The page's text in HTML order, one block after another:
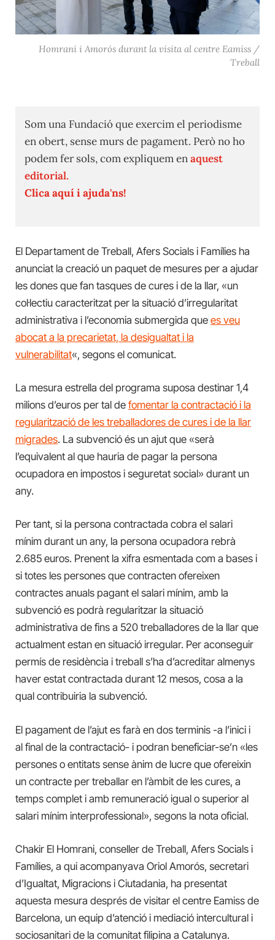
Homrani i Amorós durant la visita al centre Eamiss /
Treball
Som una Fundació que exercim el periodisme
en obert, sense murs de pagament. Però no ho
podem fer sols, com expliquem enaquest
editorial.
Clica aquí i ajuda'ns!
El Departament de Treball, Afers Socials i Famílies ha
anunciat la creació un paquet de mesures per a ajudar
les dones que fan tasques de cures i de la llar, «un
col·lectiu caracteritzat per la situació d’irregularitat
administrativa i l’economia submergida que es veu
abocat a la precarietat, la desigualtat i la
vulnerabilitat«, segons el comunicat.
La mesura estrella del programa suposa destinar 1,4
milions d’euros per tal de fomentar la contractació i la
regularització de les treballadores de cures i de la llar
migrades. La subvenció és un ajut que «serà
l’equivalent al que hauria de pagar la persona
ocupadora en impostos i seguretat social» durant un
any.
Per tant, si la persona contractada cobra el salari
mínim durant un any, la persona ocupadora rebrà
2.685 euros. Prenent la xifra esmentada com a bases i
si totes les persones que contracten ofereixen
contractes anuals pagant el salari mínim, amb la
subvenció es podrà regularitzar la situació
administrativa de fins a 520 treballadores de la llar que
actualment estan en situació irregular. Per aconseguir
permís de residència i treball s’ha d’acreditar almenys
haver estat contractada durant 12 mesos, cosa a la
qual contribuiria la subvenció.
El pagament de l’ajut es farà en dos terminis -a l’inici i
al final de la contractació- i podran beneficiar-se’n «les
persones o entitats sense ànim de lucre que ofereixin
un contracte per treballar en l’àmbit de les cures, a
temps complet i amb remuneració igual o superior al
salari mínim interprofessional», segons la nota oficial.
Chakir El Homrani, conseller de Treball, Afers Socials i
Famílies, a qui acompanyava Oriol Amorós, secretari
d’Igualtat, Migracions i Ciutadania, ha presentat
aquesta mesura després de visitar el centre Eamiss de
Barcelona, un equip d’atenció i mediació intercultural i
sociosanitari de la comunitat filipina a Catalunya.